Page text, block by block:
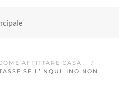
AFFITTARE CASA
SE L’INQUILINO NON